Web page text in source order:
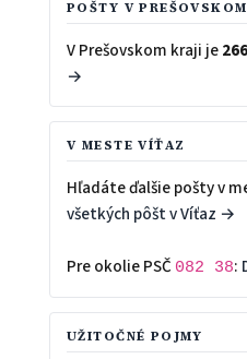
POŠTY V
V Prešovskom kraji je
→
V MESTE VÍŤAZ
Hľadáte ďalšie pošty v
všetkých pôšt v Víťaz →
Pre okolie PSČ 082 38:
UŽITOČNÉ POJMY